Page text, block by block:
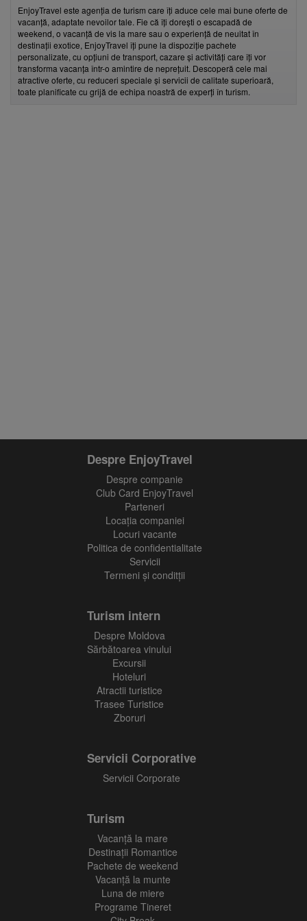
EnjoyTravel este agenția de turism care îți aduce cele mai bune oferte de
vacanță, adaptate nevoilor tale. Fie că îți dorești o escapadă de
weekend, o vacanță de vis la mare sau o experiență de neuitat în
destinații exotice, EnjoyTravel îți pune la dispoziție pachete
personalizate, cu opțiuni de transport, cazare și activități care îți vor
transforma vacanța într-o amintire de neprețuit. Descoperă cele mai
atractive oferte, cu reduceri speciale și servicii de calitate superioară,
toate planificate cu grijă de echipa noastră de experți în turism.
Despre EnjoyTravel
Despre companie
Club Card EnjoyTravel
Parteneri
Locaţia companiei
Locuri vacante
Politica de confidentialitate
Servicii
Termeni și conditții
Turism intern
Despre Moldova
Sărbătoarea vinului
Excursii
Hoteluri
Atractii turistice
Trasee Turistice
Zboruri
Servicii Corporative
Servicii Corporate
Turism
Vacanţă la mare
Destinații Romantice
Pachete de weekend
Vacanță la munte
Luna de miere
Programe Tineret